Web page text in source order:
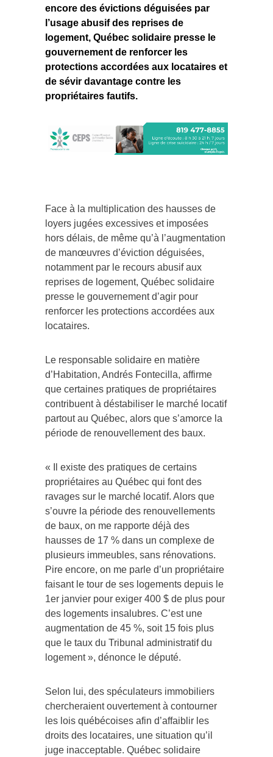
encore des évictions déguisées par
l’usage abusif des reprises de
logement, Québec solidaire presse le
gouvernement de renforcer les
protections accordées aux locataires et
de sévir davantage contre les
propriétaires fautifs.
Face à la multiplication des hausses de
loyers jugées excessives et imposées
hors délais, de même qu’à l’augmentation
de manœuvres d’éviction déguisées,
notamment par le recours abusif aux
reprises de logement, Québec solidaire
presse le gouvernement d’agir pour
renforcer les protections accordées aux
locataires.
Le responsable solidaire en matière
d’Habitation, Andrés Fontecilla, affirme
que certaines pratiques de propriétaires
contribuent à déstabiliser le marché locatif
partout au Québec, alors que s’amorce la
période de renouvellement des baux.
« Il existe des pratiques de certains
propriétaires au Québec qui font des
ravages sur le marché locatif. Alors que
s’ouvre la période des renouvellements
de baux, on me rapporte déjà des
hausses de 17 % dans un complexe de
plusieurs immeubles, sans rénovations.
Pire encore, on me parle d’un propriétaire
faisant le tour de ses logements depuis le
1er janvier pour exiger 400 $ de plus pour
des logements insalubres. C’est une
augmentation de 45 %, soit 15 fois plus
que le taux du Tribunal administratif du
logement », dénonce le député.
Selon lui, des spéculateurs immobiliers
chercheraient ouvertement à contourner
les lois québécoises afin d’affaiblir les
droits des locataires, une situation qu’il
juge inacceptable. Québec solidaire